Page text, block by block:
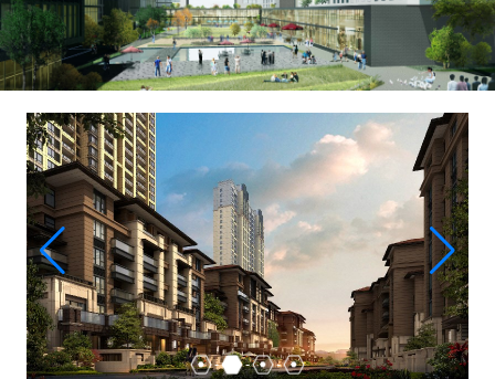
项目案例
新闻资讯
加入CMAD